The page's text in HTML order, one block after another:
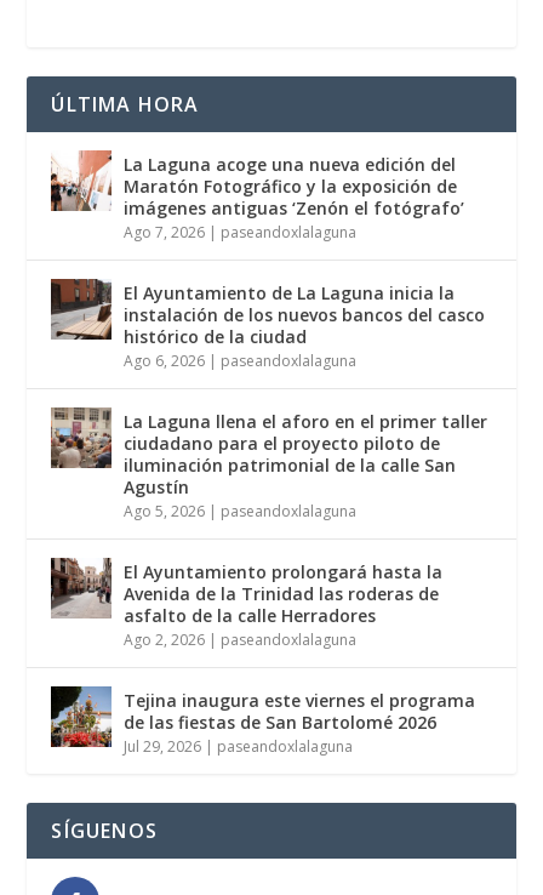
ÚLTIMA HORA
La Laguna acoge una nueva edición del
Maratón Fotográfico y la exposición de
imágenes antiguas ‘Zenón el fotógrafo’
Ago 7, 2026 | paseandoxlalaguna
El Ayuntamiento de La Laguna inicia la
instalación de los nuevos bancos del casco
histórico de la ciudad
Ago 6, 2026 | paseandoxlalaguna
La Laguna llena el aforo en el primer taller
ciudadano para el proyecto piloto de
iluminación patrimonial de la calle San
Agustín
Ago 5, 2026 | paseandoxlalaguna
El Ayuntamiento prolongará hasta la
Avenida de la Trinidad las roderas de
asfalto de la calle Herradores
Ago 2, 2026 | paseandoxlalaguna
Tejina inaugura este viernes el programa
de las fiestas de San Bartolomé 2026
Jul 29, 2026 | paseandoxlalaguna
SÍGUENOS